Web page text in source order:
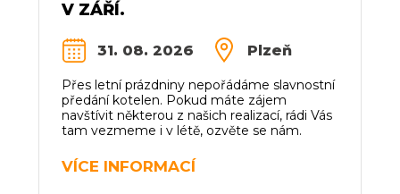
V ZÁŘÍ.
31. 08. 2026 Plzeň
Přes letní prázdniny nepořádáme slavnostní
předání kotelen. Pokud máte zájem
navštívit některou z našich realizací, rádi Vás
tam vezmeme i v létě, ozvěte se nám.
VÍCE INFORMACÍ